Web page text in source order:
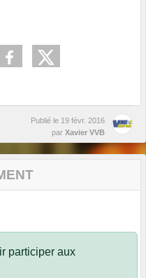
Publié le 19 févr. 2016
par Xavier VVB
participer aux